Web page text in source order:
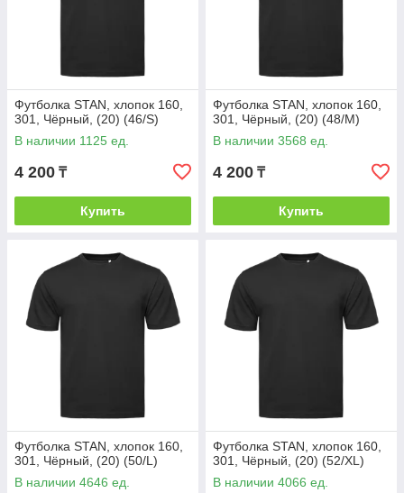
Футболка STAN, хлопок 160,
301, Чёрный, (20) (46/S)
В наличии 1125 ед.
4 200 ₸
Купить
Футболка STAN, хлопок 160,
301, Чёрный, (20) (48/M)
В наличии 3568 ед.
4 200 ₸
Купить
Футболка STAN, хлопок 160,
301, Чёрный, (20) (50/L)
В наличии 4646 ед.
Футболка STAN, хлопок 160,
301, Чёрный, (20) (52/XL)
В наличии 4066 ед.